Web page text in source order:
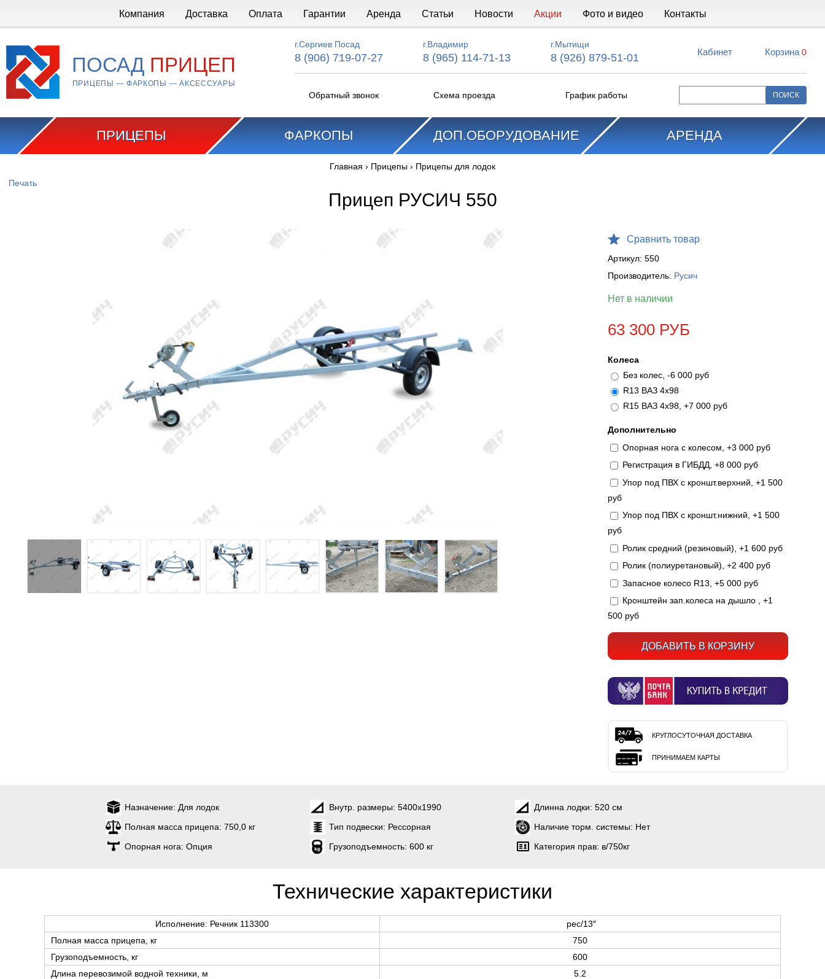
Компания Доставка Оплата Гарантии Аренда Статьи Новости Акции Фото и видео Контакты
ПОСАД ПРИЦЕП
ПРИЦЕПЫ — ФАРКОПЫ — АКСЕССУАРЫ
г.Сергиев Посад
8 (906) 719-07-27
г.Владимир
8 (965) 114-71-13
г.Мытищи
8 (926) 879-51-01 Кабинет Корзина 0
Обратный звонок Схема проезда График работы
ПРИЦЕПЫ ФАРКОПЫ ДОП.ОБОРУДОВАНИЕ АРЕНДА
Главная › Прицепы › Прицепы для лодок
Печать
Прицеп РУСИЧ 550
Сравнить товар
Артикул: 550
Производитель: Русич
Нет в наличии
63 300 РУБ
Колеса
Без колес, -6 000 руб
R13 ВАЗ 4х98
R15 ВАЗ 4х98, +7 000 руб
Дополнительно
Опорная нога с колесом, +3 000 руб
Регистрация в ГИБДД, +8 000 руб
Упор под ПВХ с кроншт.верхний, +1 500
руб
Упор под ПВХ с кроншт.нижний, +1 500
руб
Ролик средний (резиновый), +1 600 руб
Ролик (полиуретановый), +2 400 руб
Запасное колесо R13, +5 000 руб
Кронштейн зап.колеса на дышло , +1
500 руб
КРУГЛОСУТОЧНАЯ ДОСТАВКА
ПРИНИМАЕМ КАРТЫ
Назначение: Для лодок Внутр. размеры:5400х1990 Длинна лодки: 520 см
Полная масса прицепа: 750,0 кг Тип подвески: Рессорная Наличие торм. системы: Нет
Опорная нога: Опция Грузоподъемность:600 кг Категория прав: в/750кг
Технические характеристики
Исполнение: Речник 113300
рес/13″
Полная масса прицепа, кг
750
Грузоподъемность, кг
600
Длина перевозимой водной техники, м
5.2